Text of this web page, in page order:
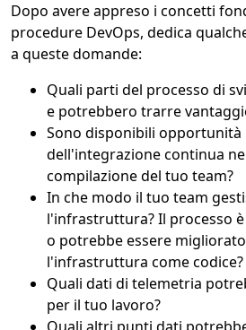
Dopo avere appreso i concetti
procedure DevOps, dedica
a queste domande:
Quali parti del processo di
e potrebbero trarre
Sono disponibili
dell'integrazione continua
compilazione del tuo team?
In che modo il tuo team
l'infrastruttura? Il processo
o potrebbe essere
l'infrastruttura come codice?
Quali dati di telemetria
per il tuo lavoro?